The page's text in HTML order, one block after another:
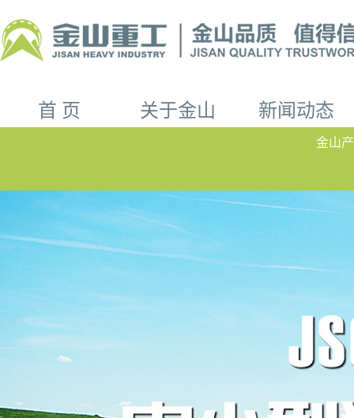
首 页 关于金山 新闻动态
金山